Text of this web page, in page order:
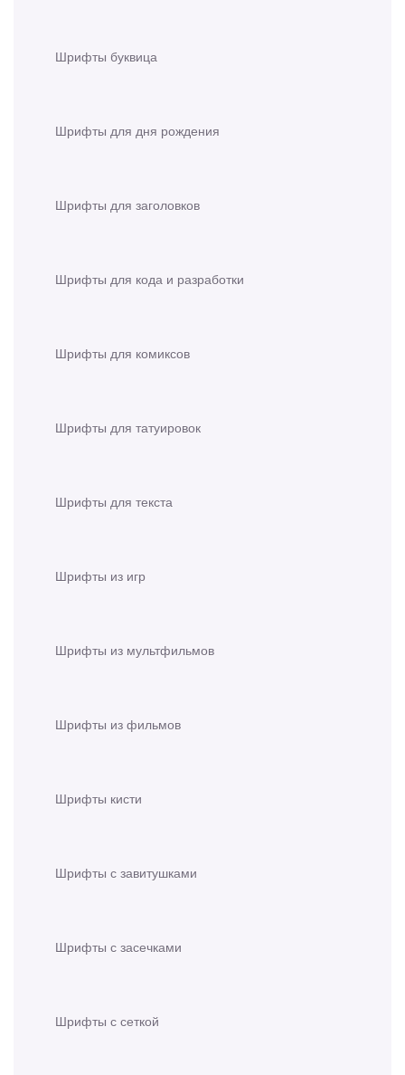
Шрифты буквица
Шрифты для дня рождения
Шрифты для заголовков
Шрифты для кода и разработки
Шрифты для комиксов
Шрифты для татуировок
Шрифты для текста
Шрифты из игр
Шрифты из мультфильмов
Шрифты из фильмов
Шрифты кисти
Шрифты с завитушками
Шрифты с засечками
Шрифты с сеткой